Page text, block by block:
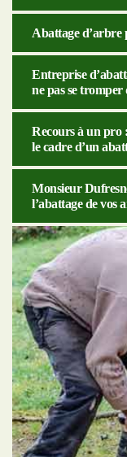
Abattage d’arbre
Entreprise
ne pas se tromper
Recours à un pro
le cadre d’un
Monsieur
l’abattage de vos